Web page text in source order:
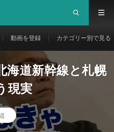
動画を登録 カテゴリー別で見る
海道新幹線と札幌
現実